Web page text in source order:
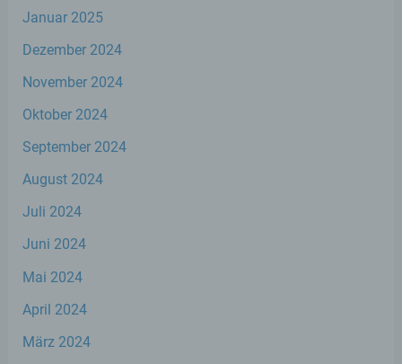
Januar 2025
Dezember 2024
November 2024
Oktober 2024
September 2024
August 2024
Juli 2024
Juni 2024
Mai 2024
April 2024
März 2024
Bereitstellung, den Abgleich oder die
Löschen oder die Vernichtung.
d) Einschränkung der Verarbeitung
Markierung gespeicherter
Profiling ist jede Art der automatisierten
die darin besteht, dass diese